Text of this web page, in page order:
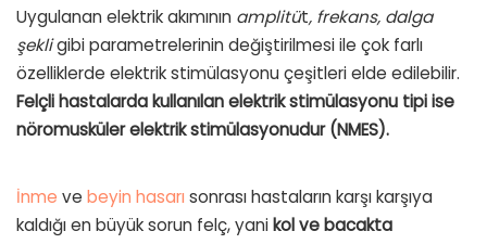
Uygulanan elektrik akımının amplitüt, frekans, dalga
şekligibi parametrelerinin değiştirilmesi ile çok farlı
özelliklerde elektrik stimülasyonu çeşitleri elde edilebilir.
Felçli hastalarda kullanılan elektrik stimülasyonu tipi ise
nöromusküler elektrik stimülasyonudur (NMES).
İnme ve beyin hasarı sonrası hastaların karşı karşıya
kaldığı en büyük sorun felç, yani kol ve bacakta